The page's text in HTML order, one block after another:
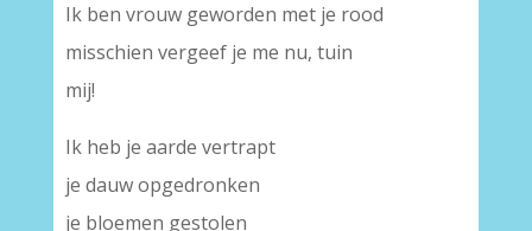
Ik ben vrouw geworden met je rood
misschien vergeef je me nu, tuin
mij!
Ik heb je aarde vertrapt
je dauw opgedronken
je bloemen gestolen